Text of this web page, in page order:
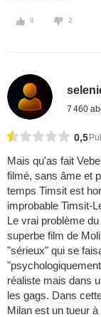
0 2
7 460
0,5
Mais qu'as fait
filmé, sans âme et
temps Timsit est
improbable Timsit-
Le vrai problème
superbe film de
"sérieux" qui se
réaliste mais dans
les gags. Dans
Milan est un tueur